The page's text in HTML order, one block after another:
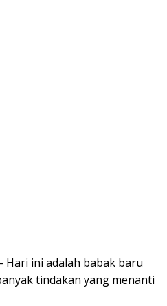
Hari ini adalah babak baru
tindakan yang menanti